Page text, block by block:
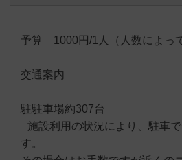
予算 1000円/1人（人数によっ
交通案内
駐駐車場約307台
施設利用の状況により、駐車
す。